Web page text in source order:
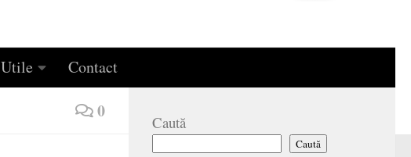
Utile Contact
0
Caută
Caută